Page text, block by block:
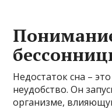
Недостаток сна –
неудобство. Он
организме,